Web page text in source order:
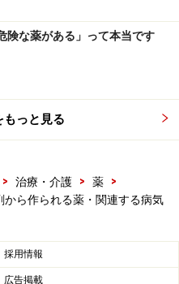
意された「免疫グロブリ
中に存在している非常に
含まれています。倒すべ
うまく当たれば有効なこ
な治療法といえるでしょ
た血液が利用されていま
るためには、献血によっ
険な薬がある」って本当です
もっと見る
> 治療・介護 > 薬
>
ら作られる薬・関連する病気
採用情報
広告掲載